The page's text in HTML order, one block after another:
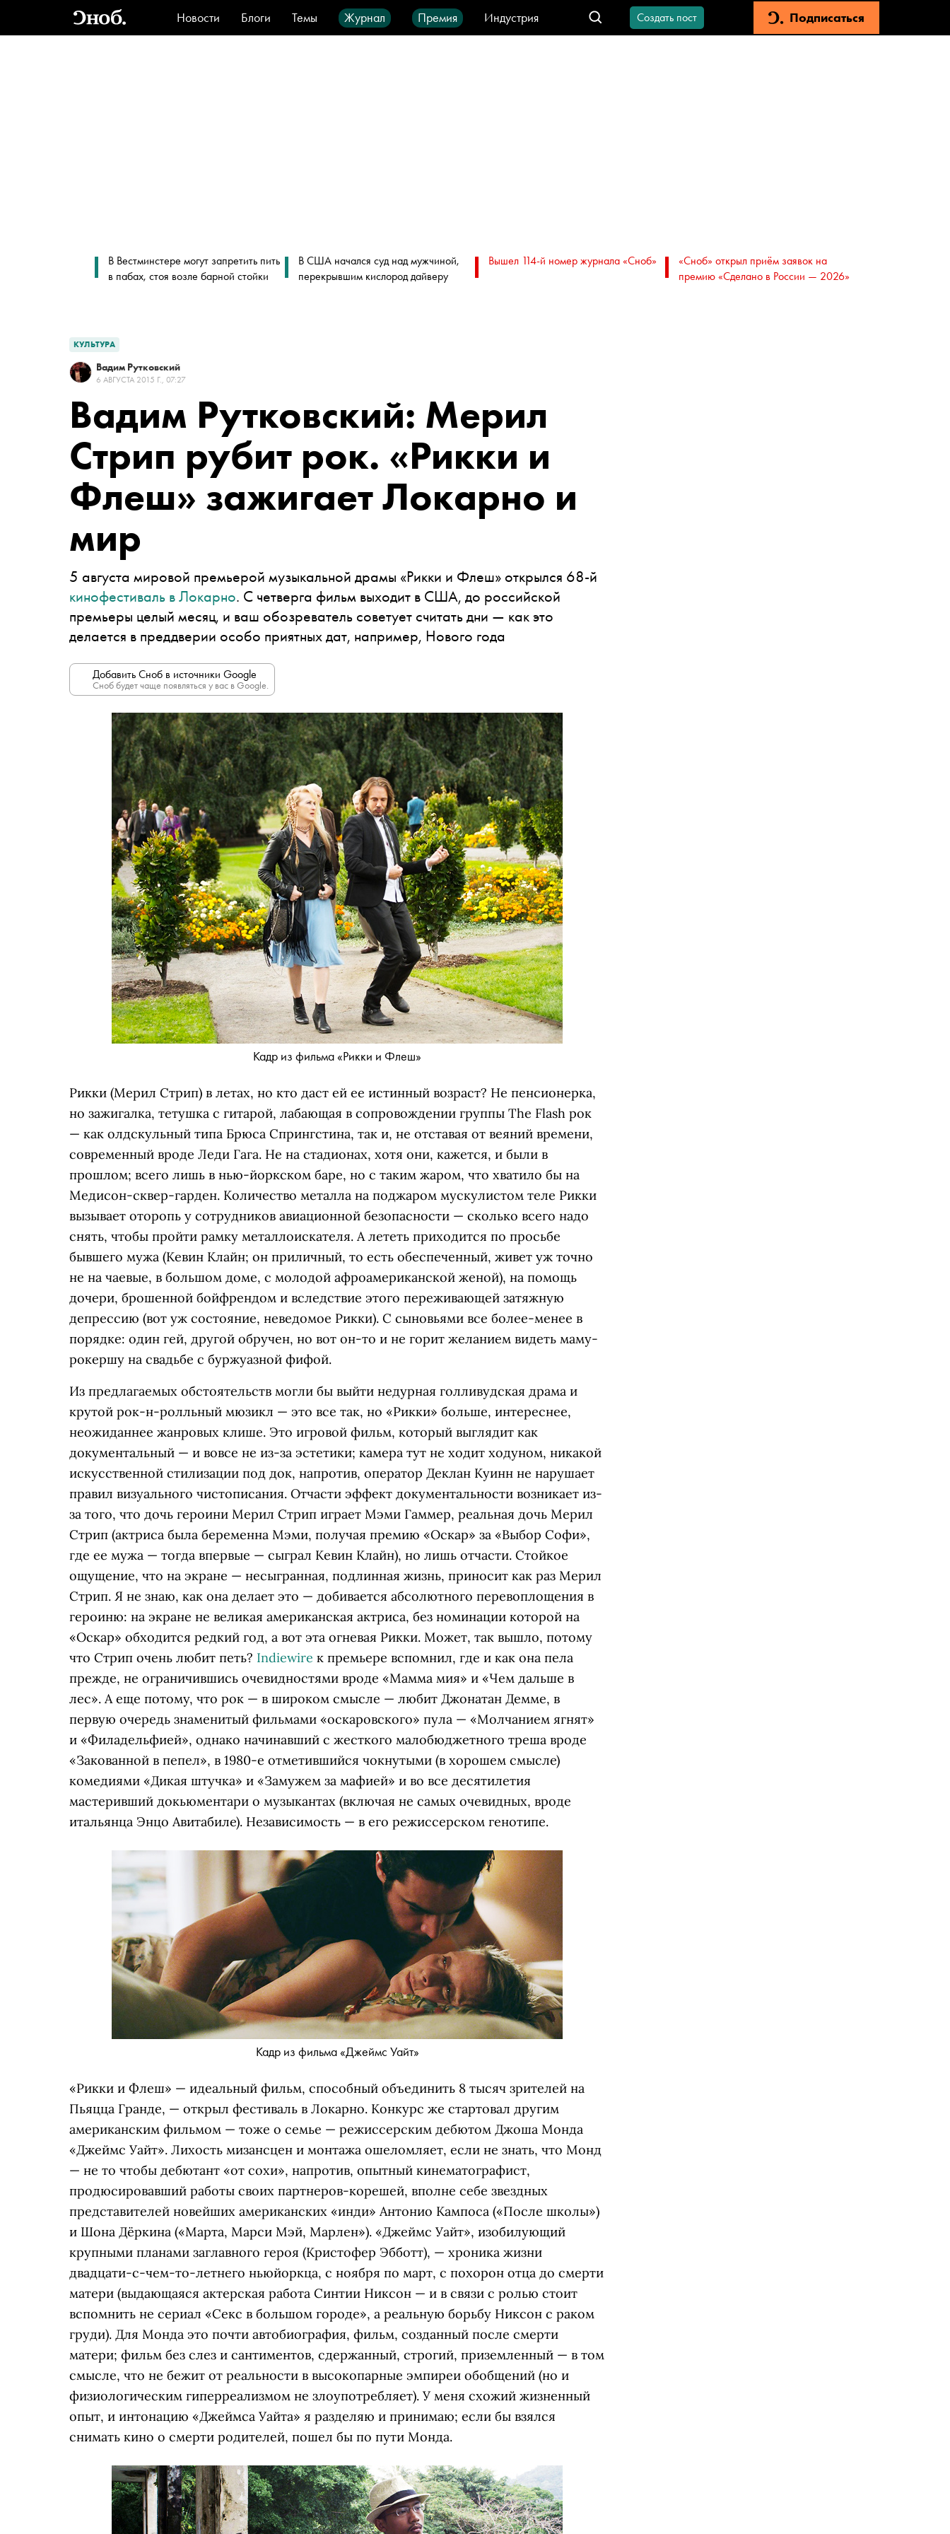
Новости Блоги Темы Журнал Премия
Индустрия
Стиль
Видео Город IT-продукты
Создать пост Подписаться
В Вестминстере могут запретить пить
в пабах, стоя возле барной стойки
В США начался суд над мужчиной,
перекрывшим кислород дайверу
Вышел 114-й номер журнала «Сноб»
«Сноб» открыл приём заявок на
премию «Сделано в России — 2026»
КУЛЬТУРА
Вадим Рутковский
6 АВГУСТА 2015 Г., 07:27
Вадим Рутковский: Мерил
Стрип рубит рок. «Рикки и
Флеш» зажигает Локарно и
мир
5 августа мировой премьерой музыкальной драмы «Рикки и Флеш» открылся 68-й
кинофестиваль в Локарно. С четверга фильм выходит в США, до российской
премьеры целый месяц, и ваш обозреватель советует считать дни — как это
делается в преддверии особо приятных дат, например, Нового года
Добавить Сноб в источники Google
Сноб будет чаще появляться у вас в Google.
Кадр из фильма «Рикки и Флеш»
Рикки (Мерил Стрип) в летах, но кто даст ей ее истинный возраст? Не пенсионерка,
но зажигалка, тетушка с гитарой, лабающая в сопровождении группы The Flash рок
— как олдскульный типа Брюса Спрингстина, так и, не отставая от веяний времени,
современный вроде Леди Гага. Не на стадионах, хотя они, кажется, и были в
прошлом; всего лишь в нью-йоркском баре, но с таким жаром, что хватило бы на
Медисон-сквер-гарден. Количество металла на поджаром мускулистом теле Рикки
вызывает оторопь у сотрудников авиационной безопасности — сколько всего надо
снять, чтобы пройти рамку металлоискателя. А лететь приходится по просьбе
бывшего мужа (Кевин Клайн; он приличный, то есть обеспеченный, живет уж точно
не на чаевые, в большом доме, с молодой афроамериканской женой), на помощь
дочери, брошенной бойфрендом и вследствие этого переживающей затяжную
депрессию (вот уж состояние, неведомое Рикки). С сыновьями все более-менее в
порядке: один гей, другой обручен, но вот он-то и не горит желанием видеть маму-
рокершу на свадьбе с буржуазной фифой.
Из предлагаемых обстоятельств могли бы выйти недурная голливудская драма и
крутой рок-н-ролльный мюзикл — это все так, но «Рикки» больше, интереснее,
неожиданнее жанровых клише. Это игровой фильм, который выглядит как
документальный — и вовсе не из-за эстетики; камера тут не ходит ходуном, никакой
искусственной стилизации под док, напротив, оператор Деклан Куинн не нарушает
правил визуального чистописания. Отчасти эффект документальности возникает из-
за того, что дочь героини Мерил Стрип играет Мэми Гаммер, реальная дочь Мерил
Стрип (актриса была беременна Мэми, получая премию «Оскар» за «Выбор Софи»,
где ее мужа — тогда впервые — сыграл Кевин Клайн), но лишь отчасти. Стойкое
ощущение, что на экране — несыгранная, подлинная жизнь, приносит как раз Мерил
Стрип. Я не знаю, как она делает это — добивается абсолютного перевоплощения в
героиню: на экране не великая американская актриса, без номинации которой на
«Оскар» обходится редкий год, а вот эта огневая Рикки. Может, так вышло, потому
что Стрип очень любит петь? Indiewire к премьере вспомнил, где и как она пела
прежде, не ограничившись очевидностями вроде «Мамма мия» и «Чем дальше в
лес». А еще потому, что рок — в широком смысле — любит Джонатан Демме, в
первую очередь знаменитый фильмами «оскаровского» пула — «Молчанием ягнят»
и «Филадельфией», однако начинавший с жесткого малобюджетного треша вроде
«Закованной в пепел», в 1980-е отметившийся чокнутыми (в хорошем смысле)
комедиями «Дикая штучка» и «Замужем за мафией» и во все десятилетия
мастеривший докьюментари о музыкантах (включая не самых очевидных, вроде
итальянца Энцо Авитабиле). Независимость — в его режиссерском генотипе.
Кадр из фильма «Джеймс Уайт»
«Рикки и Флеш» — идеальный фильм, способный объединить 8 тысяч зрителей на
Пьяцца Гранде, — открыл фестиваль в Локарно. Конкурс же стартовал другим
американским фильмом — тоже о семье — режиссерским дебютом Джоша Монда
«Джеймс Уайт». Лихость мизансцен и монтажа ошеломляет, если не знать, что Монд
— не то чтобы дебютант «от сохи», напротив, опытный кинематографист,
продюсировавший работы своих партнеров-корешей, вполне себе звездных
представителей новейших американских «инди» Антонио Кампоса («После школы»)
и Шона Дёркина («Марта, Марси Мэй, Марлен»). «Джеймс Уайт», изобилующий
крупными планами заглавного героя (Кристофер Эбботт), — хроника жизни
двадцати-с-чем-то-летнего ньюйоркца, с ноября по март, с похорон отца до смерти
матери (выдающаяся актерская работа Синтии Никсон — и в связи с ролью стоит
вспомнить не сериал «Секс в большом городе», а реальную борьбу Никсон с раком
груди). Для Монда это почти автобиография, фильм, созданный после смерти
матери; фильм без слез и сантиментов, сдержанный, строгий, приземленный — в том
смысле, что не бежит от реальности в высокопарные эмпиреи обобщений (но и
физиологическим гиперреализмом не злоупотребляет). У меня схожий жизненный
опыт, и интонацию «Джеймса Уайта» я разделяю и принимаю; если бы взялся
снимать кино о смерти родителей, пошел бы по пути Монда.